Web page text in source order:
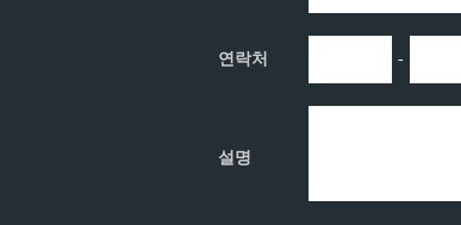
연락처 -
설명